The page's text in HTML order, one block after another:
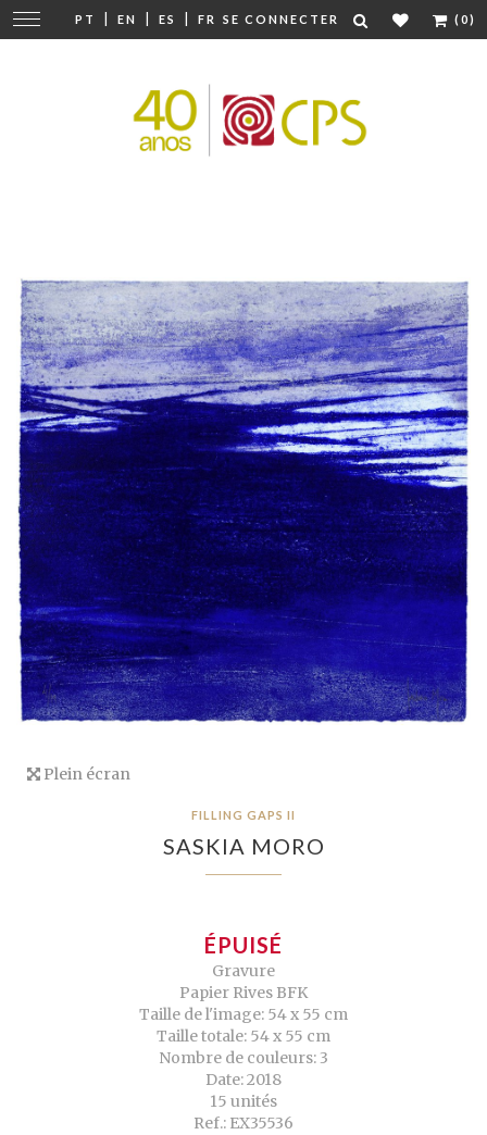
PT | EN | ES | FR SE CONNECTER (0)
Modifier
la
Plein écran
FILLING GAPS II
SASKIA MORO
ÉPUISÉ
Gravure
Papier Rives BFK
Taille de l'image: 54 x 55 cm
Taille totale: 54 x 55 cm
Nombre de couleurs: 3
Date: 2018
15 unités
Ref.: EX35536